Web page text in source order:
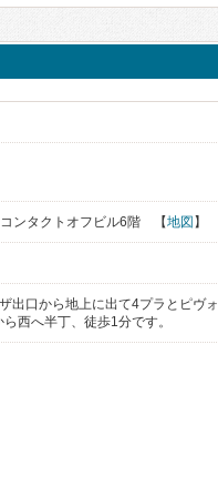
ンタクトオフビル6階 【地図 】
出口から地上に出て4プラとピヴォ
西へ半丁、徒歩1分です。